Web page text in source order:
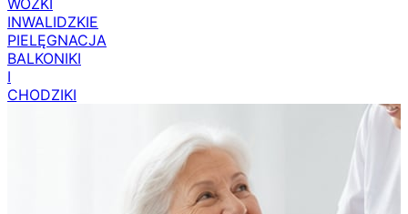
WÓZKI
INWALIDZKIE
PIELĘGNACJA
BALKONIKI
I
CHODZIKI